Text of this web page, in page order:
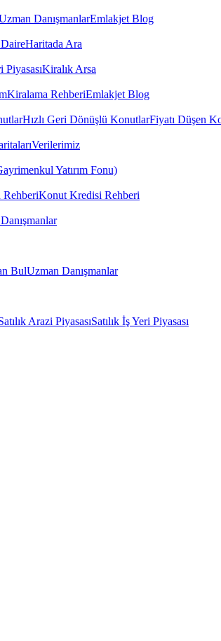
DanışmanlarEmlakjet Blog
Haritada Ara
PiyasasıKiralık Arsa
Kiralama RehberiEmlakjet Blog
Hızlı Geri Dönüşlü KonutlarFiyatı Düşen
Verilerimiz
Yatırım Fonu)
RehberiKonut Kredisi Rehberi
BulUzman Danışmanlar
Arazi PiyasasıSatılık İş Yeri Piyasası